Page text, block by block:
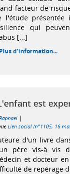
facteur de
l'étude présentée
qui
[...]
Plus d'information...
est
|
Lien social (n°1105, 16
d'un livre
père vis-à vis
et docteur
de repérage